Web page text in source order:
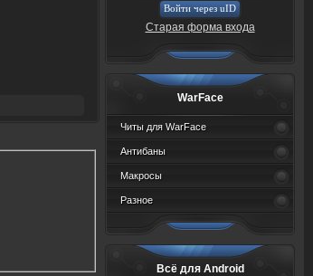
Войти через uID
Старая форма входа
WarFace
Читы для WarFace
Антибаны
Макросы
Разное
Всё для Android